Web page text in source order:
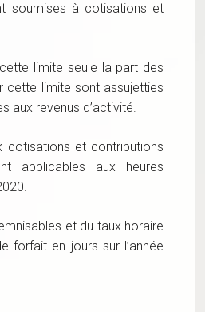
soumises à cotisations et
limite seule la part des
cette limite sont assujetties
aux revenus d’activité.
cotisations et contributions
applicables aux heures
et du taux horaire
forfait en jours sur l’année